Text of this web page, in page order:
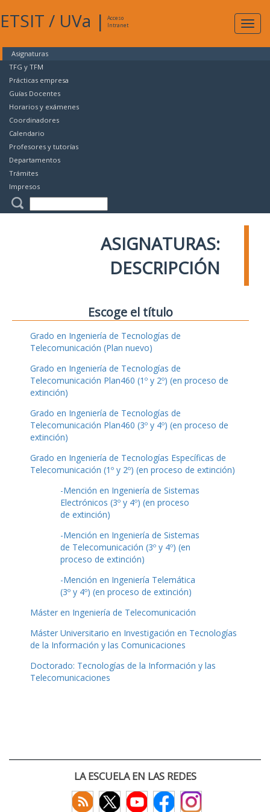
ETSIT / UVa |
Acceso
Intranet
Asignaturas
TFG y TFM
Prácticas empresa
Guías Docentes
Horarios y exámenes
Coordinadores
Calendario
Profesores y tutorías
Departamentos
Trámites
Impresos
ASIGNATURAS:
DESCRIPCIÓN
Escoge el título
Grado en Ingeniería de Tecnologías de
Telecomunicación (Plan nuevo)
Grado en Ingeniería de Tecnologías de
Telecomunicación Plan460 (1º y 2º) (en proceso de
extinción)
Grado en Ingeniería de Tecnologías de
Telecomunicación Plan460 (3º y 4º) (en proceso de
extinción)
Grado en Ingeniería de Tecnologías Específicas de
Telecomunicación (1º y 2º) (en proceso de extinción)
-Mención en Ingeniería de Sistemas
Electrónicos (3º y 4º) (en proceso
de extinción)
-Mención en Ingeniería de Sistemas
de Telecomunicación (3º y 4º) (en
proceso de extinción)
-Mención en Ingeniería Telemática
(3º y 4º) (en proceso de extinción)
Máster en Ingeniería de Telecomunicación
Máster Universitario en Investigación en Tecnologías
de la Información y las Comunicaciones
Doctorado: Tecnologías de la Información y las
Telecomunicaciones
LA ESCUELA EN LAS REDES